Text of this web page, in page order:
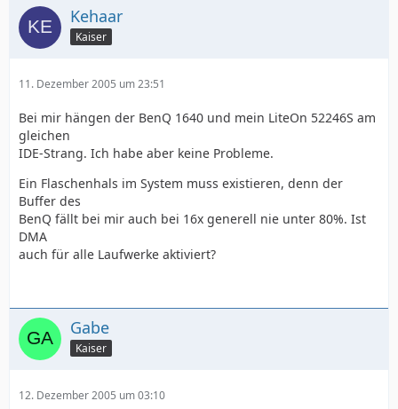
Kehaar
Kaiser
11. Dezember 2005 um 23:51
Bei mir hängen der BenQ 1640 und mein LiteOn 52246S am
gleichen
IDE-Strang. Ich habe aber keine Probleme.
Ein Flaschenhals im System muss existieren, denn der
Buffer des
BenQ fällt bei mir auch bei 16x generell nie unter 80%. Ist
DMA
auch für alle Laufwerke aktiviert?
Gabe
Kaiser
12. Dezember 2005 um 03:10